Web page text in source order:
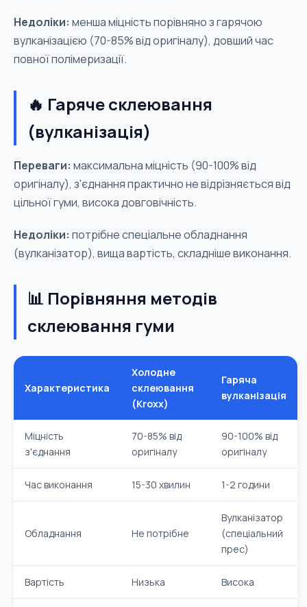
Недоліки: менша міцність порівняно з гарячою
вулканізацією (70-85% від оригіналу), довший час
повної полімеризації.
🔥 Гаряче склеювання
(вулканізація)
Переваги: максимальна міцність (90-100% від
оригіналу), з'єднання практично не відрізняється від
цільної гуми, висока довговічність.
Недоліки: потрібне спеціальне обладнання
(вулканізатор), вища вартість, складніше виконання.
📊 Порівняння методів
склеювання гуми
Характеристика
Холодне
склеювання
(Kroxx)
Гаряча
вулканізація
Міцність
з'єднання
70-85% від
оригіналу
90-100% від
оригіналу
Час виконання 15-30 хвилин 1-2 години
Обладнання Не потрібне
Вулканізатор
(спеціальний
прес)
Вартість Низька Висока